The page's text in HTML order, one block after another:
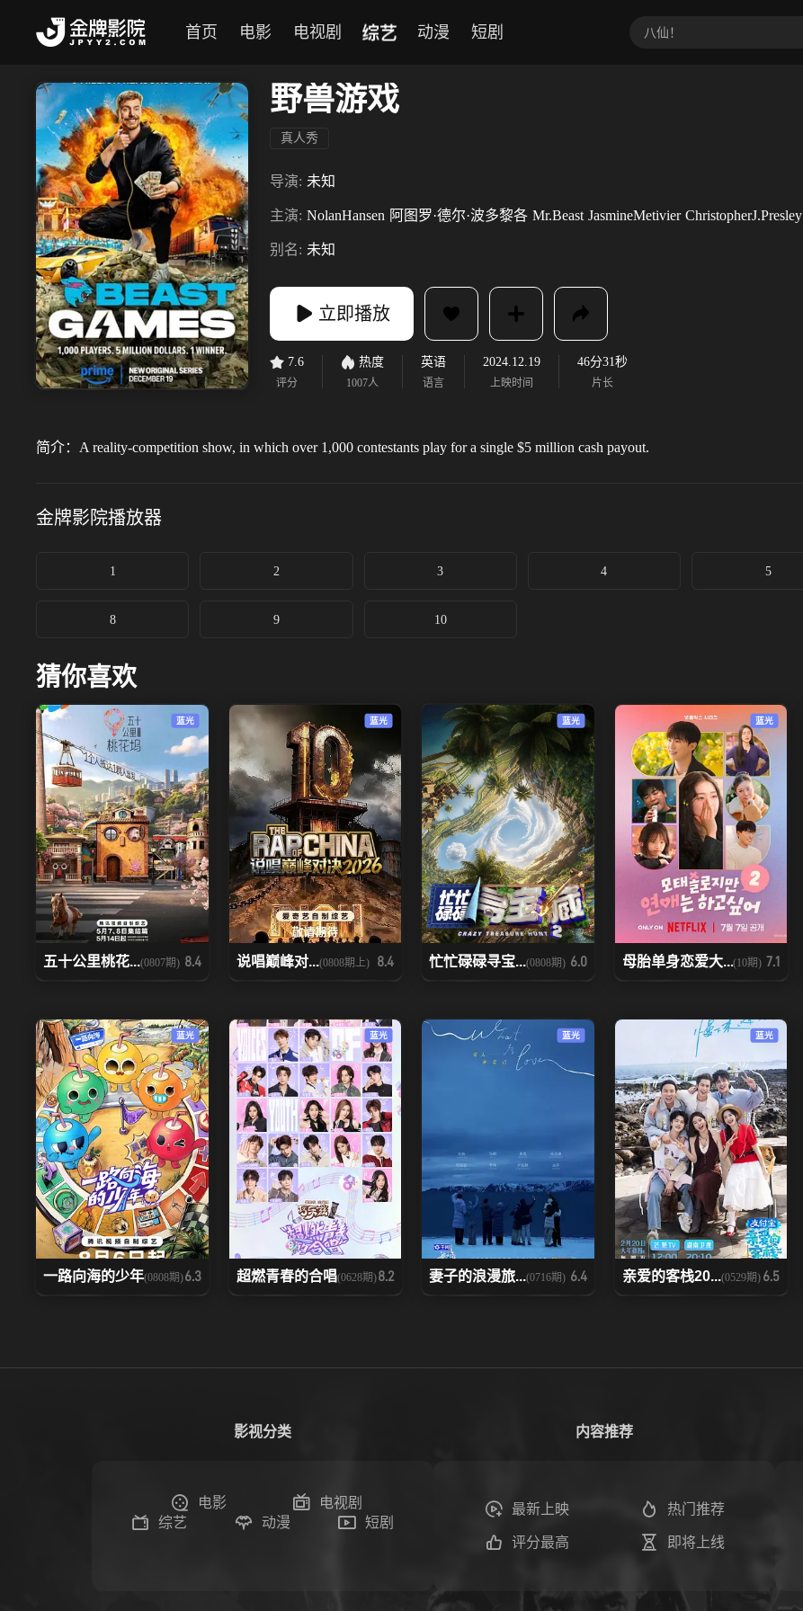
首页 电影 电视剧 综艺 动漫 短剧
野兽游戏
真人秀
导演: 未知
主演: NolanHansen 阿图罗·德尔·波多黎各 Mr.Beast JasmineMetivier ChristopherJ.Presley
别名: 未知
立即播放
7.6
评分
热度
1007人
英语
语言
2024.12.19
上映时间
46分31秒
片长
简介： A reality-competition show, in which over 1,000 contestants play for a single $5 million cash payout.
金牌影院播放器
1 2 3 4 5
8 9 10
猜你喜欢
蓝光
五十公里桃花...(0807期) 8.4
蓝光
说唱巅峰对...(0808期上) 8.4
蓝光
忙忙碌碌寻宝...(0808期) 6.0
蓝光
母胎单身恋爱大...(10期) 7.1
蓝光
一路向海的少年(0808期)6.3
蓝光
超燃青春的合唱(0628期)8.2
蓝光
妻子的浪漫旅...(0716期) 6.4
蓝光
亲爱的客栈20...(0529期) 6.5
影视分类
电影
电视剧
综艺
动漫 短剧
内容推荐
最新上映 热门推荐
评分最高 即将上线